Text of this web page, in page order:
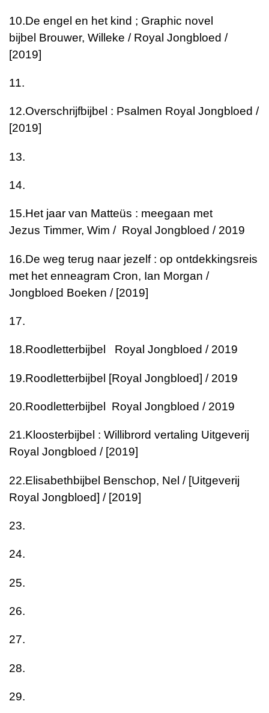
10.De engel en het kind ; Graphic novel
bijbel Brouwer, Willeke / Royal Jongbloed /
[2019]
11.
12.Overschrijfbijbel : Psalmen Royal Jongbloed /
[2019]
13.
14.
15.Het jaar van Matteüs : meegaan met
Jezus Timmer, Wim / Royal Jongbloed / 2019
16.De weg terug naar jezelf : op ontdekkingsreis
met het enneagram Cron, Ian Morgan /
Jongbloed Boeken / [2019]
17.
18.Roodletterbijbel Royal Jongbloed / 2019
19.Roodletterbijbel [Royal Jongbloed] / 2019
20.Roodletterbijbel Royal Jongbloed / 2019
21.Kloosterbijbel : Willibrord vertaling Uitgeverij
Royal Jongbloed / [2019]
22.Elisabethbijbel Benschop, Nel / [Uitgeverij
Royal Jongbloed] / [2019]
23.
24.
25.
26.
27.
28.
29.